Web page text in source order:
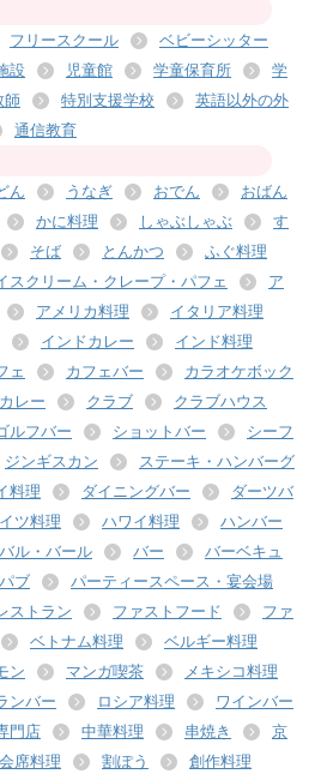
フリースクール
ベビーシッター
設 児童館 学童保育所
学
師 特別支援学校
英語以外の外
通信教育
ん うなぎ おでん
おばん
かに料理 しゃぶしゃぶ
す
そば とんかつ
ふぐ料理
スクリーム・クレープ・パフェ
ア
アメリカ料理
イタリア料理
インドカレー
インド料理
ェ カフェバー
カラオケボック
カレー クラブ
クラブハウス
ルフバー ショットバー
シーフ
ジンギスカン
ステーキ・ハンバーグ
料理 ダイニングバー
ダーツバ
ツ料理 ハワイ料理
ハンバー
バル・バール バー
バーベキュ
パブ
パーティースペース・宴会場
ストラン ファストフード
ファ
ベトナム料理
ベルギー料理
ン マンガ喫茶
メキシコ料理
ンバー ロシア料理
ワインバー
門店 中華料理 串焼き
京
会席料理 割ぽう
創作料理